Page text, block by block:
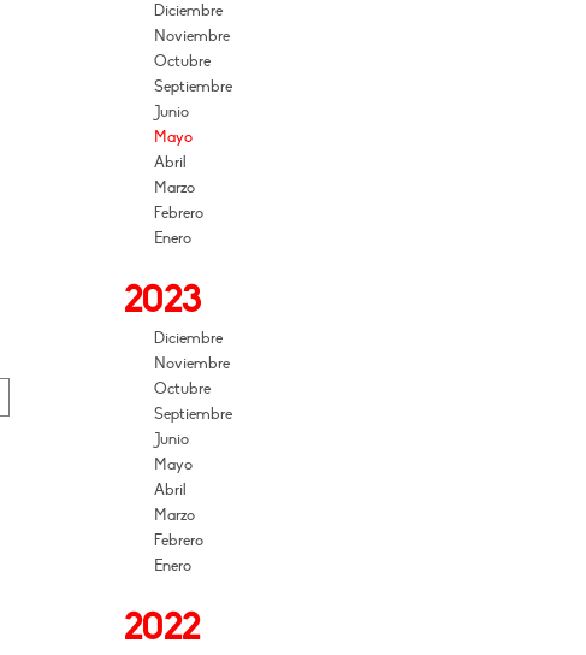
Diciembre
Noviembre
Octubre
Septiembre
Junio
Mayo
Abril
Marzo
Febrero
Enero
2023
Diciembre
Noviembre
Octubre
Septiembre
Junio
Mayo
Abril
Marzo
Febrero
Enero
2022